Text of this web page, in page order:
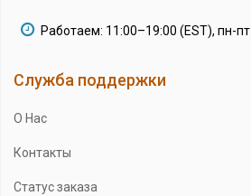
Работаем: 11:00–19:00 (EST), пн-пт
Служба поддержки
О Нас
Контакты
Статус заказа